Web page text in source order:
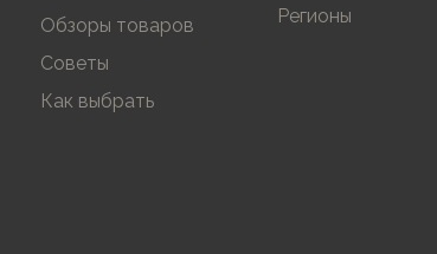
Обзоры товаров
Советы
Как выбрать
Регионы